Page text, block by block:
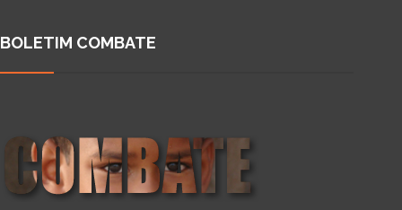
BOLETIM COMBATE